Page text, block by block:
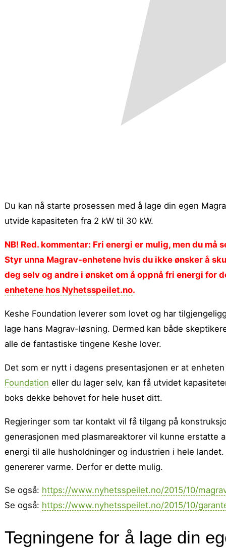
Du kan nå starte prosessen med å lage din egen
utvide kapasiteten fra 2 kW til 30 kW.
NB! Red. kommentar: Fri energi er mulig, men du
Styr unna Magrav-enhetene hvis du ikke ønsker å
deg selv og andre i ønsket om å oppnå fri energi for
enhetene hos Nyhetsspeilet.no.
Keshe Foundation leverer som lovet og har
lage hans Magrav-løsning. Dermed kan både
alle de fantastiske tingene Keshe lover.
Det som er nytt i dagens presentasjonen er at
Foundation eller du lager selv, kan få utvidet
boks dekke behovet for hele huset ditt.
Regjeringer som tar kontakt vil få tilgang på
generasjonen med plasmareaktorer vil kunne
energi til alle husholdninger og industrien i hele
genererer varme. Derfor er dette mulig.
Se også: https://www.nyhetsspeilet.no/2015/10/
Se også: https://www.nyhetsspeilet.no/2015/10/
Tegningene for å lage din